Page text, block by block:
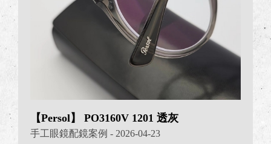
【Persol】 PO3160V 1201 透灰
手工眼鏡配鏡案例 - 2026-04-23